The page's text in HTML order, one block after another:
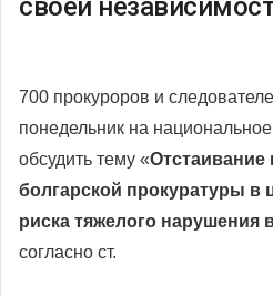
своей
700 прокуроров и
понедельник на
обсудить тему «Отстаивание
болгарской прокуратуры в
риска тяжелого нарушения
согласно ст.